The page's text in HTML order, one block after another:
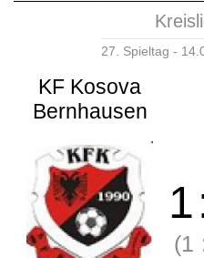
27. Spieltag -
KF Kosova
Bernhausen
1
(1